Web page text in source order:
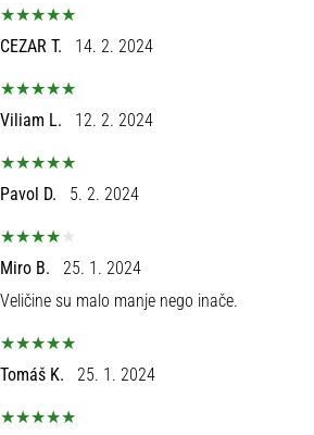
CEZAR T. 14. 2. 2024
Viliam L. 12. 2. 2024
Pavol D. 5. 2. 2024
Miro B.
25. 1. 2024
Veličine su malo manje nego inače.
Tomáš K. 25. 1. 2024